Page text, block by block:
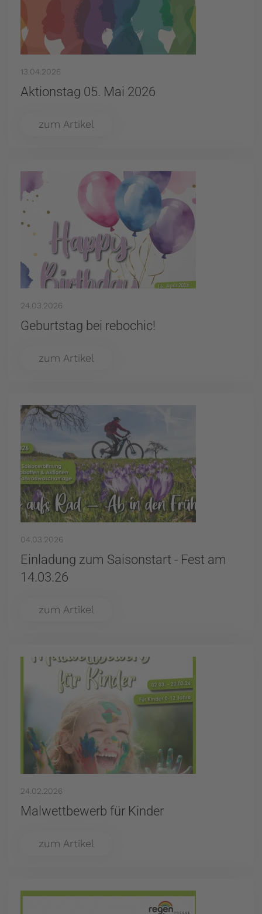
13.04.2026
Aktionstag 05. Mai 2026
zum Artikel
24.03.2026
Geburtstag bei rebochic!
zum Artikel
04.03.2026
Einladung zum Saisonstart - Fest am
14.03.26
zum Artikel
24.02.2026
Malwettbewerb für Kinder
zum Artikel